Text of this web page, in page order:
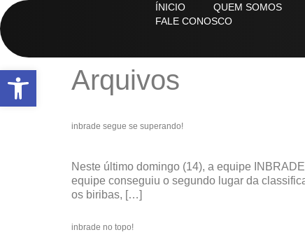
ÍNICIO QUEM SOMOS
FALE CONOSCO
Arquivos
inbrade segue se superando!
Neste último domingo (14), a equipe
equipe conseguiu o segundo lugar da
os biribas, […]
inbrade no topo!
abrir a barra de ferramentas